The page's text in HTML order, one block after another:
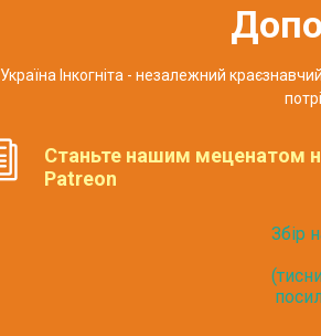
Україна Інкогніта - незалежний
Станьте нашим меценатом
Patreon
Збір